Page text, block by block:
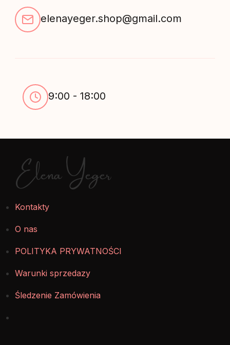
elenayeger.shop@gmail.com
9:00 - 18:00
Elena Yeger
Kontakty
O nas
POLITYKA PRYWATNOŚCI
Warunki sprzedazy
Śledzenie Zamówienia